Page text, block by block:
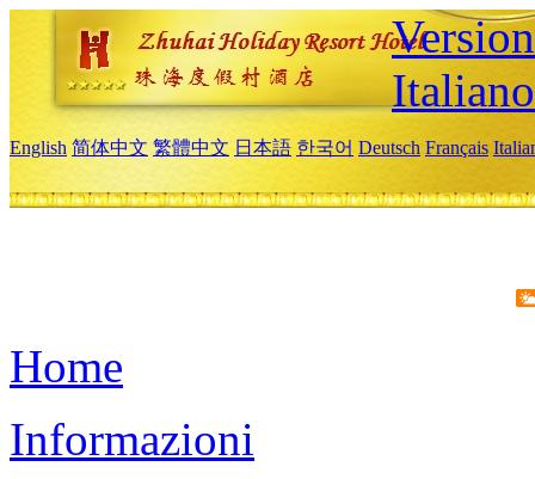
Italiano
English 简体中文 繁體中文 日本語 한국어 Deutsch Français
Home
Informazioni